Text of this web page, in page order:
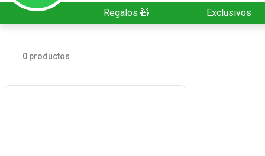
Regalos 🧸 Exclusivos
0 productos
Términos más buscados
Cerveza